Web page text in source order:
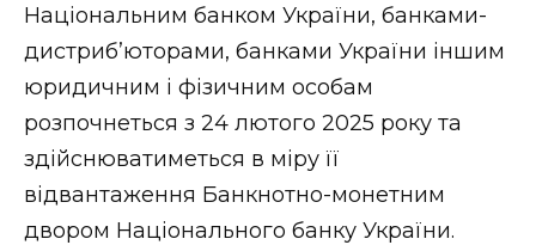
Національним банком України, банками-
дистриб’юторами, банками України іншим
юридичним і фізичним особам
розпочнеться з 24 лютого 2025 року та
здійснюватиметься в міру її
відвантаження Банкнотно-монетним
двором Національного банку України.